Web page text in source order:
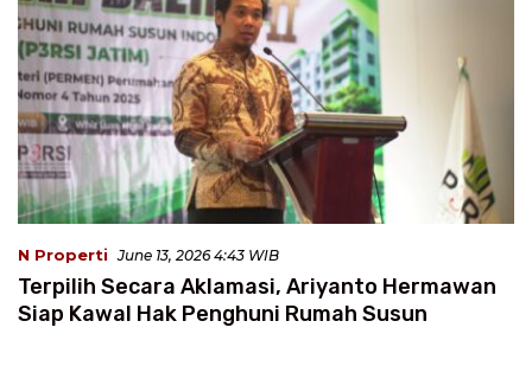
N Properti June 13, 2026 4:43 WIB
Terpilih Secara Aklamasi, Ariyanto Hermawan
Siap Kawal Hak Penghuni Rumah Susun